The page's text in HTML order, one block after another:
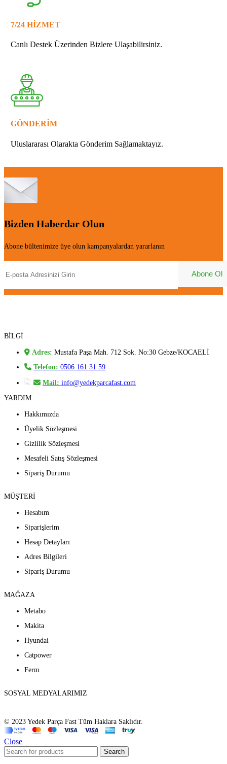
7/24 HİZMET
Canlı Destek Üzerinden Bizlere Ulaşabilirsiniz.
GÖNDERİM
Uluslararası Olarakta Gönderim Sağlamaktayız.
Bizden Haberdar Olun
Abone bültenimize üye olun kampanyalardan yararlanın
BİLGİ
Adres: Mustafa Paşa Mah. 712 Sok. No:30 Gebze/KOCAELİ
Telefon: 0506 161 31 59
Mail: info@yedekparcafast.com
YARDIM
Hakkımızda
Üyelik Sözleşmesi
Gizlilik Sözleşmesi
Mesafeli Satış Sözleşmesi
Sipariş Durumu
MÜŞTERİ
Hesabım
Siparişlerim
Hesap Detayları
Adres Bilgileri
Sipariş Durumu
MAĞAZA
Metabo
Makita
Hyundai
Catpower
Ferm
SOSYAL MEDYALARIMIZ
© 2023 Yedek Parça Fast Tüm Haklara Saklıdır.
Close
Search